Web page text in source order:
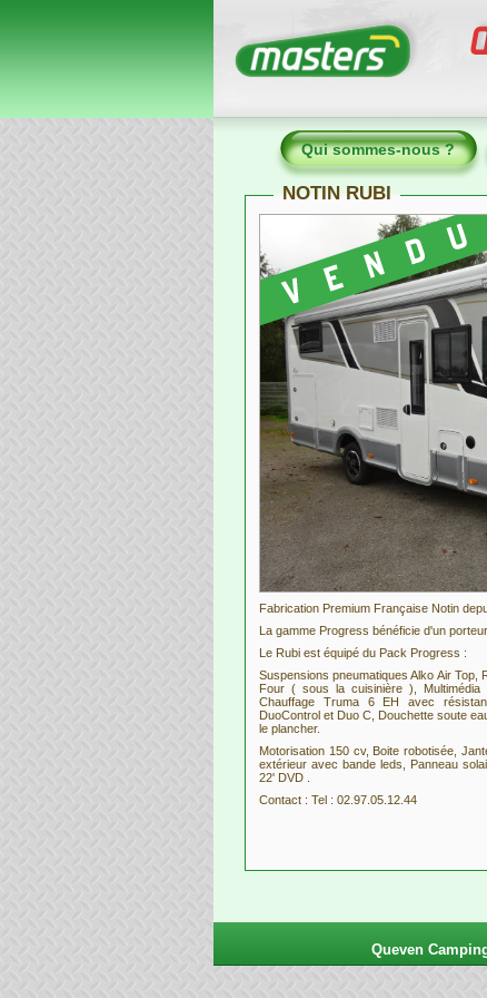
Qui sommes-nous ?
NOTIN RUBI
Fabrication Premium Française Notin
La gamme Progress bénéficie d'un
Le Rubi est équipé du Pack Progress :
Suspensions pneumatiques Alko Air Top,
Four ( sous la cuisinière ),
Chauffage Truma 6 EH avec
DuoControl et Duo C, Douchette soute
le plancher.
Motorisation 150 cv, Boite robotisée,
extérieur avec bande leds, Panneau
22' DVD .
Contact : Tel : 02.97.05.12.44
Queven